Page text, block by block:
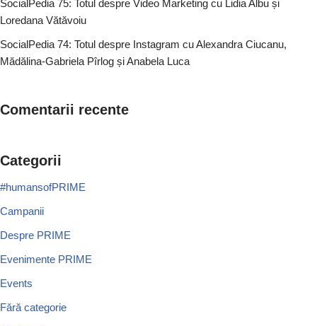
SocialPedia 75: Totul despre Video Marketing cu Lidia Albu și
Loredana Vătăvoiu
SocialPedia 74: Totul despre Instagram cu Alexandra Ciucanu,
Mădălina-Gabriela Pîrlog și Anabela Luca
Comentarii recente
Categorii
#humansofPRIME
Campanii
Despre PRIME
Evenimente PRIME
Events
Fără categorie